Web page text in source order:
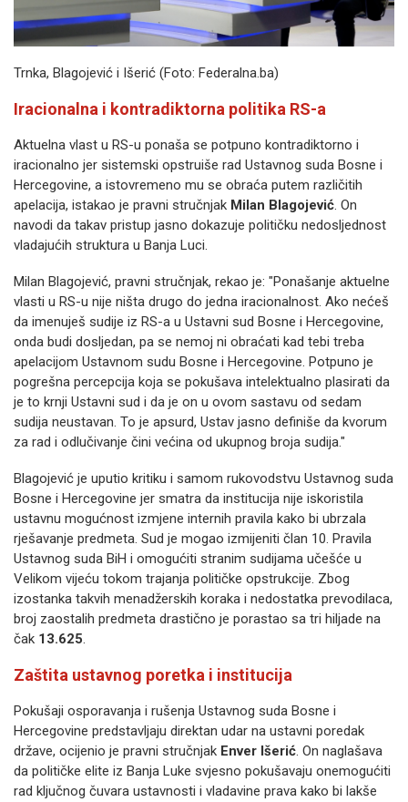
Trnka, Blagojević i Išerić (Foto: Federalna.ba)
Iracionalna i kontradiktorna politika RS-a
Aktuelna vlast u RS-u ponaša se potpuno kontradiktorno i
iracionalno jer sistemski opstruiše rad Ustavnog suda Bosne i
Hercegovine, a istovremeno mu se obraća putem različitih
apelacija, istakao je pravni stručnjak Milan Blagojević. On
navodi da takav pristup jasno dokazuje političku nedosljednost
vladajućih struktura u Banja Luci.
Milan Blagojević, pravni stručnjak, rekao je: "Ponašanje aktuelne
vlasti u RS-u nije ništa drugo do jedna iracionalnost. Ako nećeš
da imenuješ sudije iz RS-a u Ustavni sud Bosne i Hercegovine,
onda budi dosljedan, pa se nemoj ni obraćati kad tebi treba
apelacijom Ustavnom sudu Bosne i Hercegovine. Potpuno je
pogrešna percepcija koja se pokušava intelektualno plasirati da
je to krnji Ustavni sud i da je on u ovom sastavu od sedam
sudija neustavan. To je apsurd, Ustav jasno definiše da kvorum
za rad i odlučivanje čini većina od ukupnog broja sudija."
Blagojević je uputio kritiku i samom rukovodstvu Ustavnog suda
Bosne i Hercegovine jer smatra da institucija nije iskoristila
ustavnu mogućnost izmjene internih pravila kako bi ubrzala
rješavanje predmeta. Sud je mogao izmijeniti član 10. Pravila
Ustavnog suda BiH i omogućiti stranim sudijama učešće u
Velikom vijeću tokom trajanja političke opstrukcije. Zbog
izostanka takvih menadžerskih koraka i nedostatka prevodilaca,
broj zaostalih predmeta drastično je porastao sa tri hiljade na
čak 13.625.
Zaštita ustavnog poretka i institucija
Pokušaji osporavanja i rušenja Ustavnog suda Bosne i
Hercegovine predstavljaju direktan udar na ustavni poredak
države, ocijenio je pravni stručnjak Enver Išerić. On naglašava
da političke elite iz Banja Luke svjesno pokušavaju onemogućiti
rad ključnog čuvara ustavnosti i vladavine prava kako bi lakše